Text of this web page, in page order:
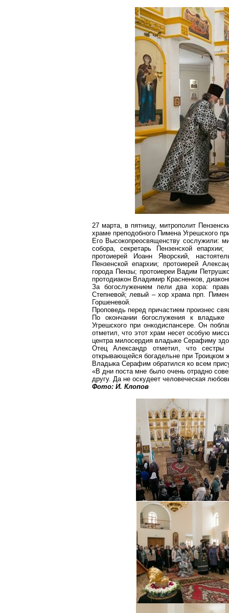
27 марта, в пятницу, митрополит
храме преподобного Пимена Угрешского
Его Высокопреосвященству сослужили:
собора, секретарь Пензенской
протоиерей Иоанн Яворский,
Пензенской епархии; протоиерей
города Пензы; протоиереи Вадим
протодиакон Владимир Красненков,
За богослужением пели два хора:
Степневой; левый – хор храма прп.
Горшеневой.
Проповедь перед причастием произнес
По окончании богослужения к
Угрешского при онкодиспансере. Он
отметил, что этот храм несет особую
центра милосердия владыке Серафиму
Отец Александр отметил, что сестры
открывающейся богадельне при Троицком
Владыка Серафим обратился ко всем
«В дни поста мне было очень отрадно
другу. Да не оскудеет человеческая
Фото: И. Клопов